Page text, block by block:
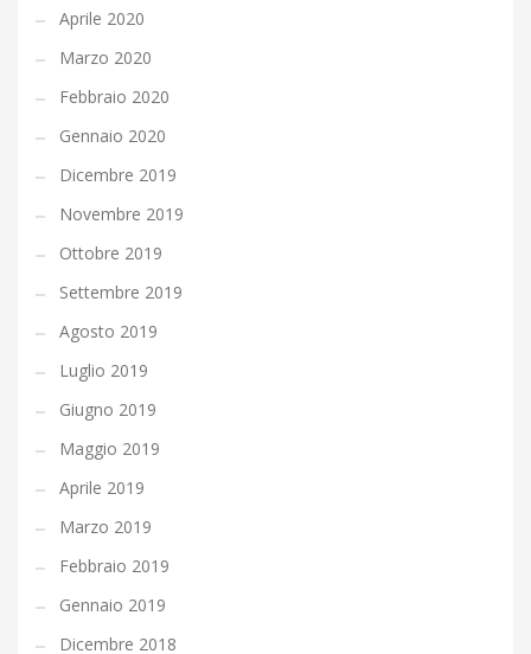
Aprile 2020
Marzo 2020
Febbraio 2020
Gennaio 2020
Dicembre 2019
Novembre 2019
Ottobre 2019
Settembre 2019
Agosto 2019
Luglio 2019
Giugno 2019
Maggio 2019
Aprile 2019
Marzo 2019
Febbraio 2019
Gennaio 2019
Dicembre 2018